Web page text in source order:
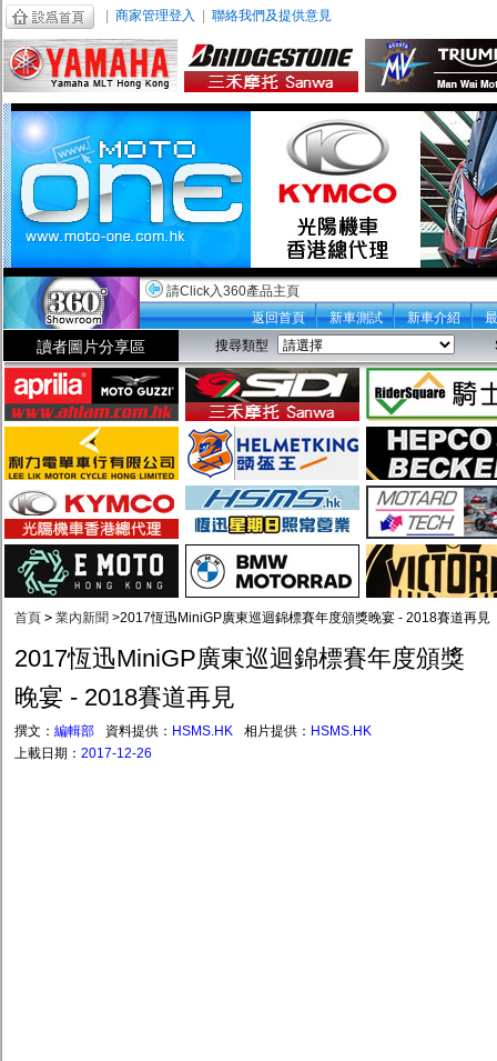
商家管理登入 聯絡我們及提供意見
請Click入360產品主頁
返回首頁
新車測試 新車介紹
讀者圖片分享區 搜尋類型
首頁 > 業內新聞 >2017恆迅MiniGP廣東巡迴錦標賽年度頒獎晚宴 - 2018賽道再見
2017恆迅MiniGP廣東巡迴錦標賽年度頒獎
晚宴 - 2018賽道再見
撰文： 編輯部 資料提供： HSMS.HK 相片提供： HSMS.HK
上載日期： 2017-12-26